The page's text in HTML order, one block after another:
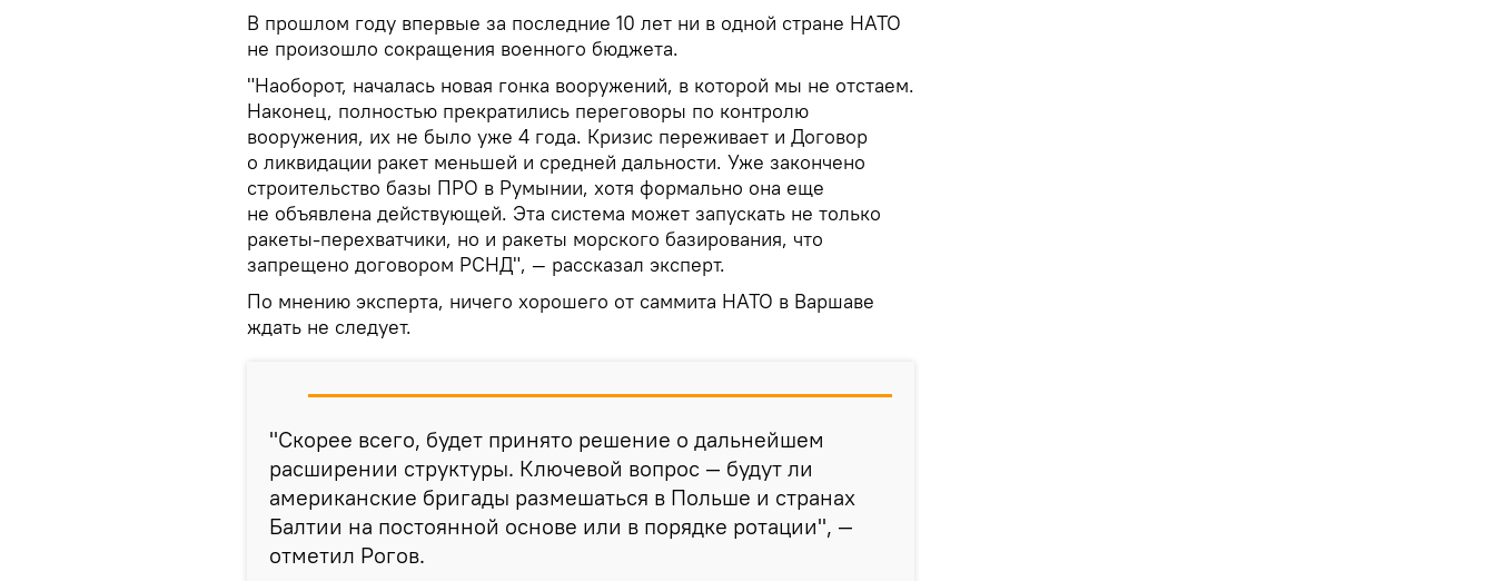
В прошлом году впервые за последние 10 лет ни в одной стране НАТО
не произошло сокращения военного бюджета.
"Наоборот, началась новая гонка вооружений, в которой мы не отстаем.
Наконец, полностью прекратились переговоры по контролю
вооружения, их не было уже 4 года. Кризис переживает и Договор
о ликвидации ракет меньшей и средней дальности. Уже закончено
строительство базы ПРО в Румынии, хотя формально она еще
не объявлена действующей. Эта система может запускать не только
ракеты-перехватчики, но и ракеты морского базирования, что
запрещено договором РСНД", — рассказал эксперт.
По мнению эксперта, ничего хорошего от саммита НАТО в Варшаве
ждать не следует.
"Скорее всего, будет принято решение о дальнейшем
расширении структуры. Ключевой вопрос — будут ли
американские бригады размешаться в Польше и странах
Балтии на постоянной основе или в порядке ротации", —
отметил Рогов.